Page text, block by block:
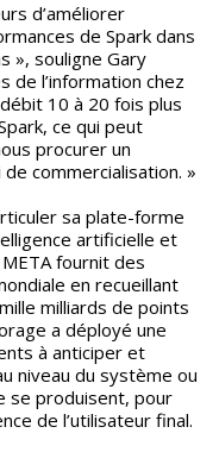
d’améliorer
de Spark dans
», souligne Gary
de l’information chez
10 à 20 fois plus
ce qui peut
procurer un
commercialisation. »
sa plate-forme
artificielle et
fournit des
en recueillant
milliards de points
a déployé une
à anticiper et
niveau du système ou
se produisent, pour
de l’utilisateur final.